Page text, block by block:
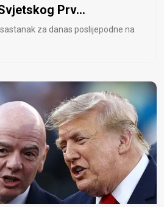
Prv...
za danas poslijepodne na